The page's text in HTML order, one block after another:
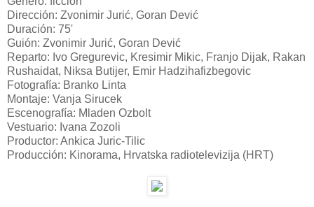
Dirección: Zvonimir Jurić, Goran Dević
Duración: 75'
Guión: Zvonimir Jurić, Goran Dević
Reparto: Ivo Gregurevic, Kresimir Mikic, Franjo Dijak, Rakan
Rushaidat, Niksa Butijer, Emir Hadzihafizbegovic
Fotografía: Branko Linta
Montaje: Vanja Sirucek
Escenografía: Mladen Ozbolt
Vestuario: Ivana Zozoli
Productor: Ankica Juric-Tilic
Producción: Kinorama, Hrvatska radiotelevizija (HRT)